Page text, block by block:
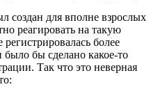
создан для вполне взрослых
реагировать на такую
более
бы сделано какое-то
Так что это неверная